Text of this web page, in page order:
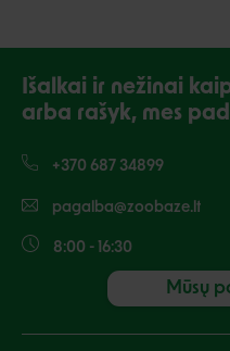
Išalkai ir nežinai
arba rašyk, mes
+370 687 34899
pagalba@zoobaze.lt
8:00 - 16:30
Mūsų